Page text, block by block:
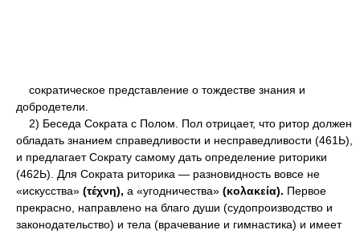
сократическое представление о тождестве знания и
добродетели.
2) Беседа Сократа с Полом. Пол отрицает, что ритор должен
обладать знанием справедливости и несправедливости (461Ь),
и предлагает Сократу самому дать определение риторики
(462Ь). Для Сократа риторика — разновидность вовсе не
«искусства» (τέχνη), а «угодничества» (κολακεία). Первое
прекрасно, направлено на благо души (судопроизводство и
законодательство) и тела (врачевание и гимнастика) и имеет